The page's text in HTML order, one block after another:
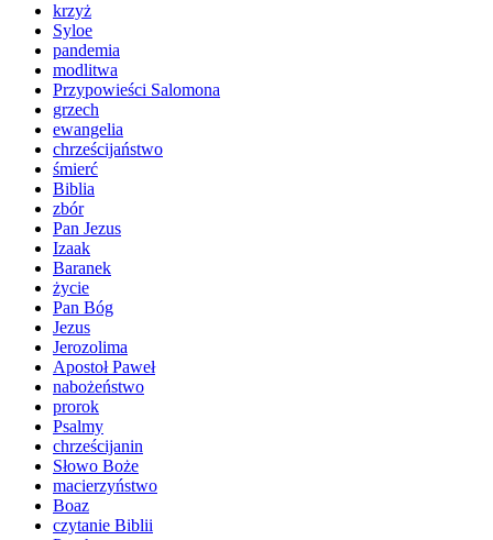
krzyż
Syloe
pandemia
modlitwa
Przypowieści Salomona
grzech
ewangelia
chrześcijaństwo
śmierć
Biblia
zbór
Pan Jezus
Izaak
Baranek
życie
Pan Bóg
Jezus
Jerozolima
Apostoł Paweł
nabożeństwo
prorok
Psalmy
chrześcijanin
Słowo Boże
macierzyństwo
Boaz
czytanie Biblii